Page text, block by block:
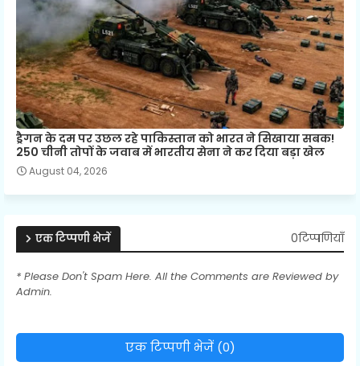
ड्रैगन के दम पर उछल रहे पाकिस्तान को भारत ने सिखाया सबक!
250 चीनी तोपों के जवाब में भारतीय सेना ने कर दिया बड़ा खेल
August 04, 2026
एक टिप्पणी भेजें 0टिप्पणियाँ
* Please Don't Spam Here. All the Comments are Reviewed by
Admin.
एक टिप्पणी भेजें (0)